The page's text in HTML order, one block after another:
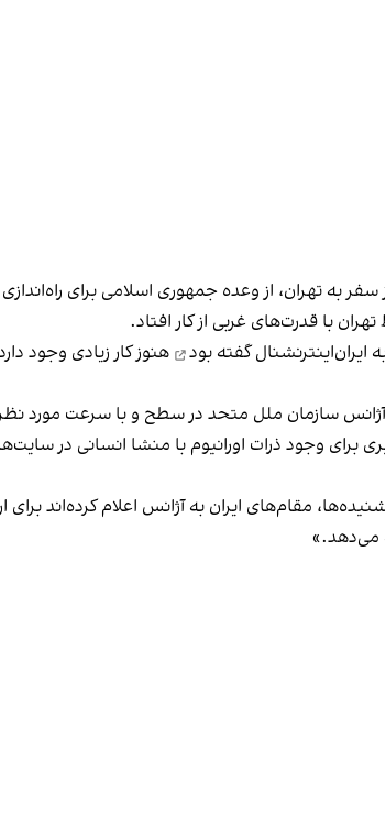
به تهران، از وعده جمهوری اسلامی برای
با قدرت‌های غربی از کار افتاد.
گفته بود
هنوز کار زیادی وجود
آژانس سازمان ملل متحد در سطح و با سرعت مورد
برای وجود ذرات اورانیوم با منشا انسانی در
مقام‌های ایران به آژانس اعلام کرده‌اند برای
می‌دهد.»